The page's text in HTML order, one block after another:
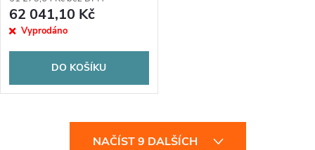
62 041,10 Kč
Vyprodáno
DO KOŠÍKU
NAČÍST 9 DALŠÍCH